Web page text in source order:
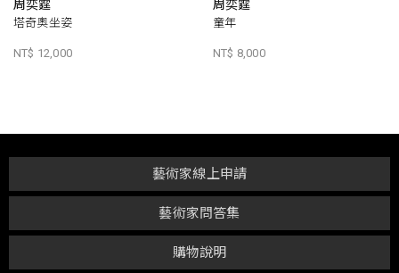
周奕霆
塔奇奧坐姿
NT$ 12,000
周奕霆
童年
NT$ 8,000
購物說明
藝術家問答集
藝術家線上申請